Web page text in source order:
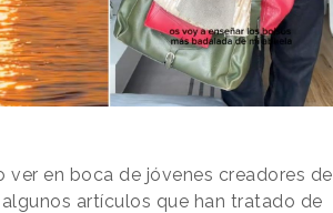
ver en boca de jóvenes creadores de
artículos que han tratado de